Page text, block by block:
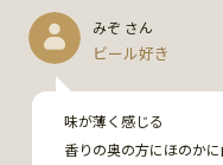
味よりも爽快感が勝り
トはないが、調和の取
何かやめられない訴求
みぞ さん
ビール好き
味が薄く感じる
香りの奥の方にほのか